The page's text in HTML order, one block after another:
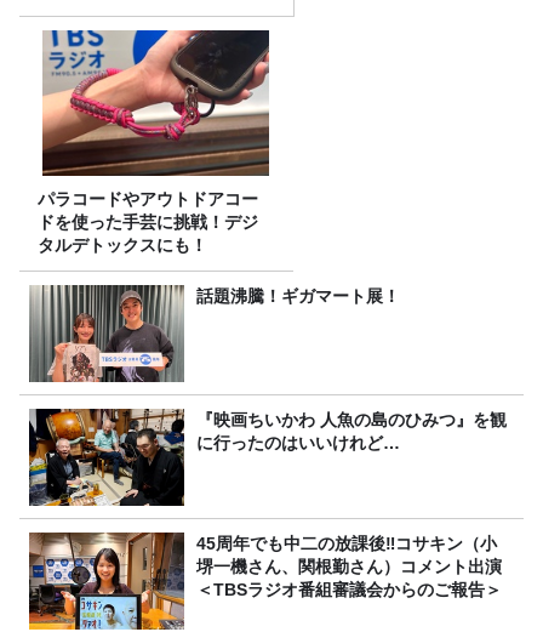
パラコードやアウトドアコー
ドを使った手芸に挑戦！デジ
タルデトックスにも！
話題沸騰！ギガマート展！
『映画ちいかわ 人魚の島のひみつ』を観
に行ったのはいいけれど…
45周年でも中二の放課後‼コサキン（小
堺一機さん、関根勤さん）コメント出演
＜TBSラジオ番組審議会からのご報告＞